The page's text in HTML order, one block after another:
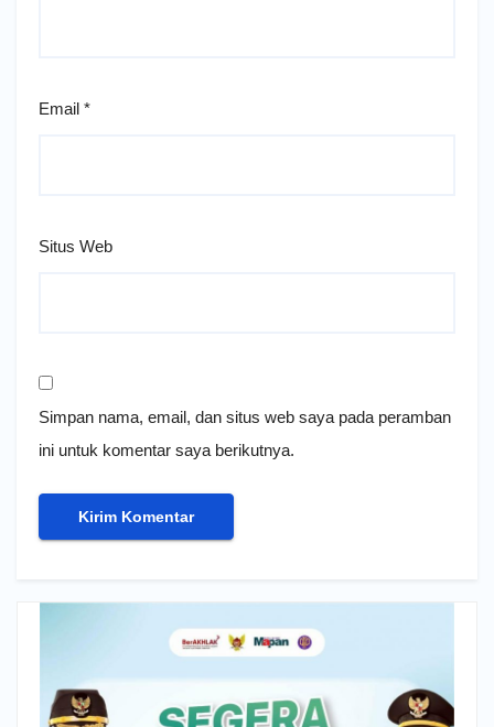
Email *
Situs Web
Simpan nama, email, dan situs web saya pada peramban
ini untuk komentar saya berikutnya.